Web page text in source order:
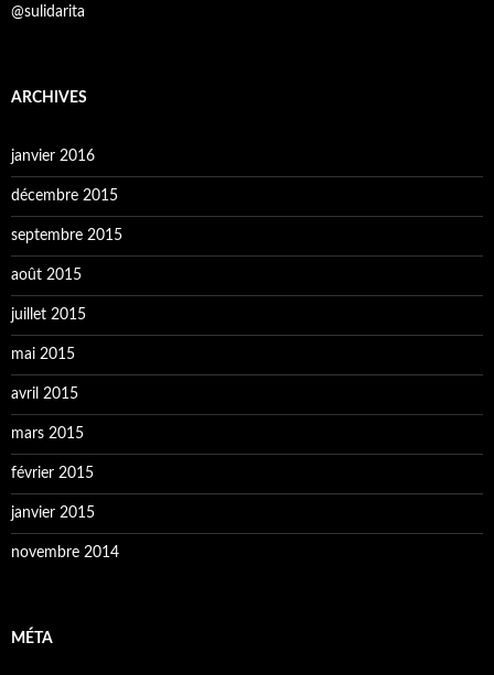
@sulidarita
ARCHIVES
janvier 2016
décembre 2015
septembre 2015
août 2015
juillet 2015
mai 2015
avril 2015
mars 2015
février 2015
janvier 2015
novembre 2014
MÉTA